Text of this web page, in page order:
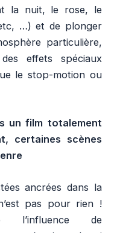
la nuit, le rose, le
…) et de plonger
particulière,
effets spéciaux
le stop-motion ou
un film totalement
certaines scènes
ancrées dans la
pas pour rien !
de